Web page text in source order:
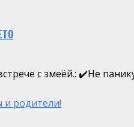
с змеёй.: ✔️Не
и родители!